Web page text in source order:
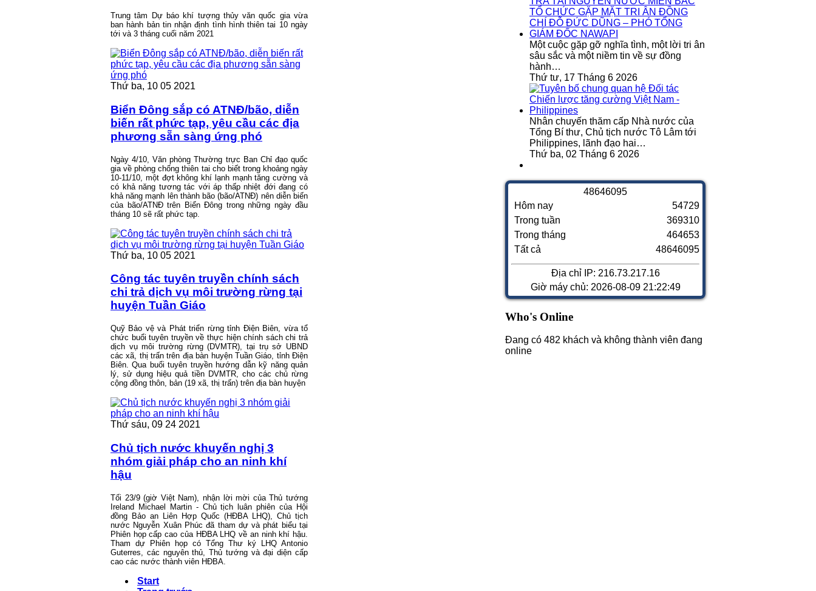
Trung tâm Dự báo khí tượng thủy văn quốc gia vừa
ban hành bản tin nhận định tình hình thiên tai 10 ngày
tới và 3 tháng cuối năm 2021
Thứ ba, 10 05 2021
Biển Đông sắp có ATNĐ/bão, diễn
biến rất phức tạp, yêu cầu các địa
phương sẵn sàng ứng phó
Ngày 4/10, Văn phòng Thường trực Ban Chỉ đạo quốc
gia về phòng chống thiên tai cho biết trong khoảng ngày
10-11/10, một đợt không khí lạnh mạnh tăng cường và
có khả năng tương tác với áp thấp nhiệt đới đang có
khả năng mạnh lên thành bão (bão/ATNĐ) nên diễn biến
của bão/ATNĐ trên Biển Đông trong những ngày đầu
tháng 10 sẽ rất phức tạp.
Thứ ba, 10 05 2021
Công tác tuyên truyền chính sách
chi trả dịch vụ môi trường rừng tại
huyện Tuần Giáo
Quỹ Bảo vệ và Phát triển rừng tỉnh Điện Biên, vừa tổ
chức buổi tuyên truyền về thực hiện chính sách chi trả
dịch vụ môi trường rừng (DVMTR), tại trụ sở UBND
các xã, thị trấn trên địa bàn huyện Tuần Giáo, tỉnh Điện
Biên. Qua buổi tuyên truyền hướng dẫn kỹ năng quản
lý, sử dụng hiệu quả tiền DVMTR, cho các chủ rừng
cộng đồng thôn, bản (19 xã, thị trấn) trên địa bàn huyện
Thứ sáu, 09 24 2021
Chủ tịch nước khuyến nghị 3
nhóm giải pháp cho an ninh khí
hậu
Tối 23/9 (giờ Việt Nam), nhận lời mời của Thủ tướng
Ireland Michael Martin - Chủ tịch luân phiên của Hội
đồng Bảo an Liên Hợp Quốc (HĐBA LHQ), Chủ tịch
nước Nguyễn Xuân Phúc đã tham dự và phát biểu tại
Phiên họp cấp cao của HĐBA LHQ về an ninh khí hậu.
Tham dự Phiên họp có Tổng Thư ký LHQ Antonio
Guterres, các nguyên thủ, Thủ tướng và đại diện cấp
cao các nước thành viên HĐBA.
Start
Một cuộc gặp gỡ nghĩa tình, một lời tri ân
sâu sắc và một niềm tin về sự đồng
hành…
Thứ tư, 17 Tháng 6 2026
Nhân chuyến thăm cấp Nhà nước của
Tổng Bí thư, Chủ tịch nước Tô Lâm tới
Philippines, lãnh đạo hai…
Thứ ba, 02 Tháng 6 2026
48646095
Hôm nay
Trong tuần
Trong tháng
Tất cả
54729
369310
464653
48646095
Địa chỉ IP: 216.73.217.16
Giờ máy chủ: 2026-08-09 21:22:49
Who's Online
Đang có 482 khách và không thành viên đang
online